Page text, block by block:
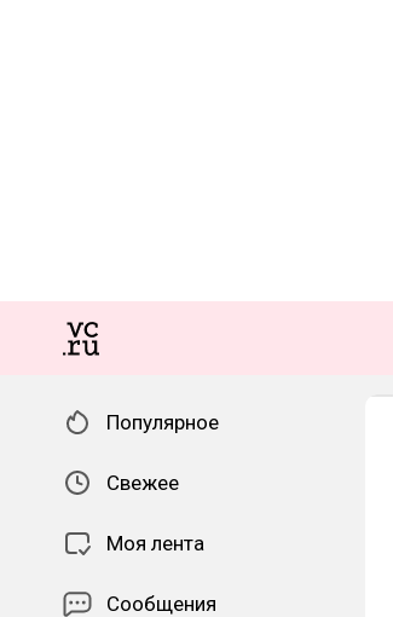
Популярное
Свежее
Моя лента
Сообщения